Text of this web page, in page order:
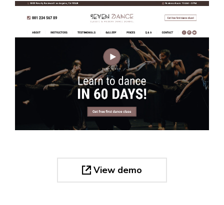
View demo